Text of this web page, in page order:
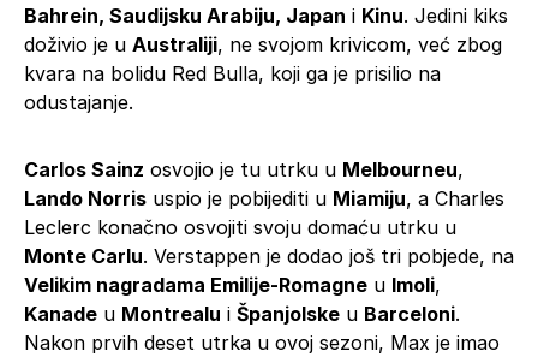
Bahrein, Saudijsku Arabiju, Japan i Kinu. Jedini kiks
doživio je u Australiji, ne svojom krivicom, već zbog
kvara na bolidu Red Bulla, koji ga je prisilio na
odustajanje.
Carlos Sainz osvojio je tu utrku u Melbourneu,
Lando Norris uspio je pobijediti u Miamiju, a Charles
Leclerc konačno osvojiti svoju domaću utrku u
Monte Carlu. Verstappen je dodao još tri pobjede, na
Velikim nagradama Emilije-Romagne u Imoli,
Kanade u Montrealu i Španjolske u Barceloni.
Nakon prvih deset utrka u ovoj sezoni, Max je imao